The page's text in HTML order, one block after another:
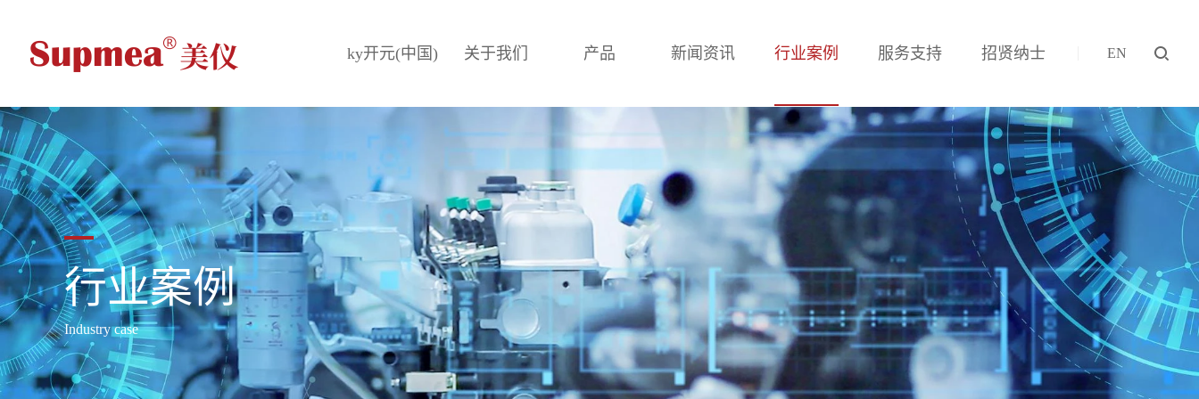
ky开元(中国) 关于我们 产品 新闻资讯 行业案例 服务支持 招贤纳士 EN
行业案例
Industry case